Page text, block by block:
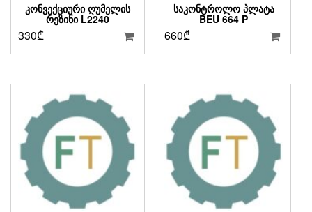
ᲙᲝᲜᲕᲔᲥᲪᲘᲣᲠᲘ ᲦᲣᲛᲔᲚᲘᲡ
ᲠᲔᲖᲘᲜᲘ L2240
330₾
ᲡᲐᲙᲝᲜᲢᲠᲝᲚᲝ ᲞᲚᲐᲢᲐ
BEU 664 P
660₾